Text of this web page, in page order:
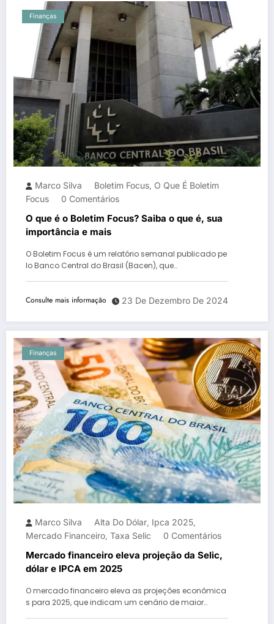
Finanças
Marco Silva Boletim Focus, O Que É Boletim
Focus
0 Comentários
O que é o Boletim Focus? Saiba o que é, sua
importância e mais
O Boletim Focus é um relatório semanal publicado pe
lo Banco Central do Brasil (Bacen), que…
Consulte mais informação 23 De Dezembro De 2024
Finanças
Marco Silva Alta Do Dólar, Ipca 2025,
Mercado Financeiro, Taxa Selic 0 Comentários
Mercado financeiro eleva projeção da Selic,
dólar e IPCA em 2025
O mercado financeiro eleva as projeções econômica
s para 2025, que indicam um cenário de maior…